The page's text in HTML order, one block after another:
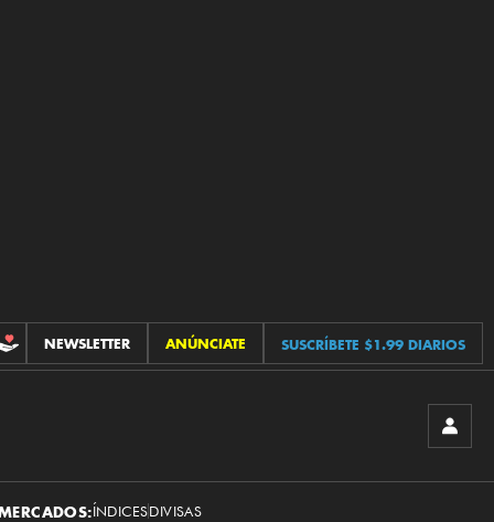
CONTRIBUCIONES
NEWSLETTER ANÚNCIATE SUSCRÍBETE $1.99 DIARIOS
ÍNDICESDIVISAS